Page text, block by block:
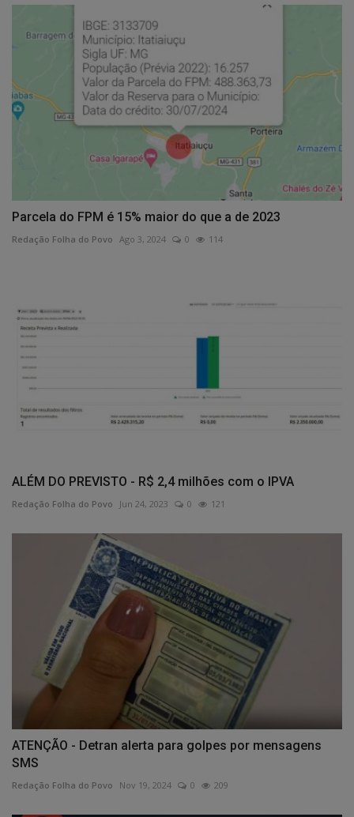
Parcela do FPM é 15% maior do que a de 2023
Redação Folha do Povo Ago 3, 2024 0 114
ALÉM DO PREVISTO - R$ 2,4 milhões com o IPVA
Redação Folha do Povo Jun 24, 2023 0 121
ATENÇÃO - Detran alerta para golpes por mensagens
SMS
Redação Folha do Povo Nov 19, 2024 0 209